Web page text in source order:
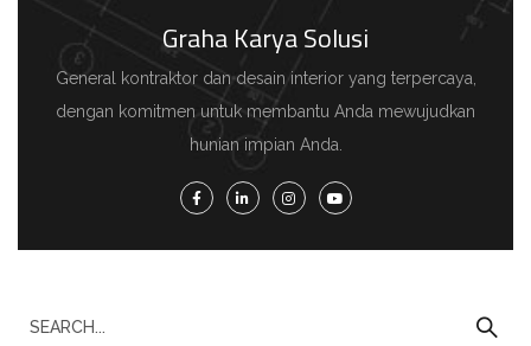
Graha Karya Solusi
General kontraktor dan desain interior yang terpercaya,
dengan komitmen untuk membantu Anda mewujudkan
hunian impian Anda.